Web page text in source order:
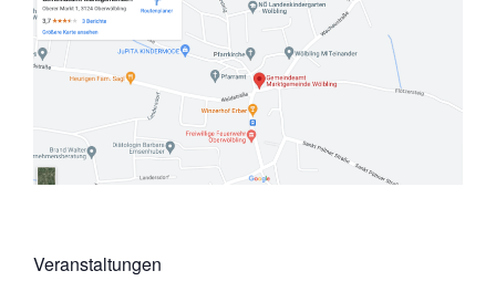
Veranstaltungen